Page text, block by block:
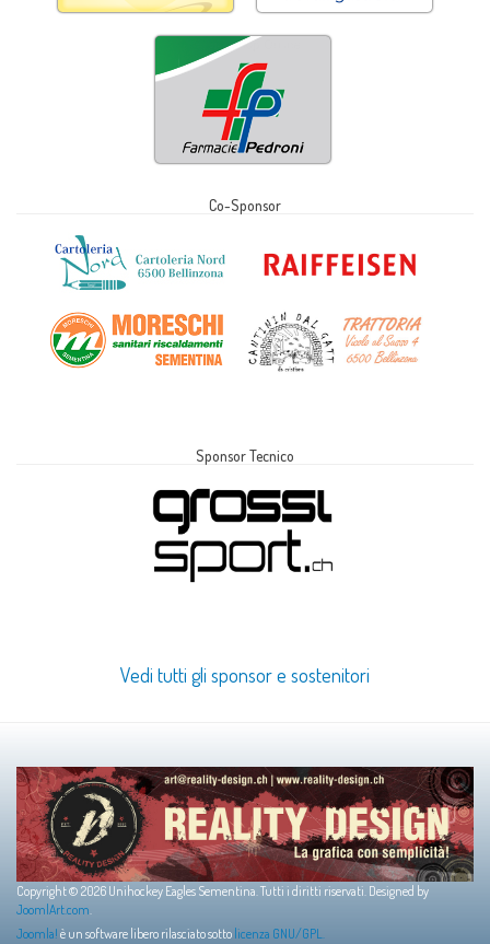
Co-Sponsor
Sponsor Tecnico
Vedi tutti gli sponsor e sostenitori
Copyright © 2026 Unihockey Eagles Sementina. Tutti i diritti riservati. Designed by
JoomlArt.com.
Joomla! è un software libero rilasciato sotto licenza GNU/GPL.